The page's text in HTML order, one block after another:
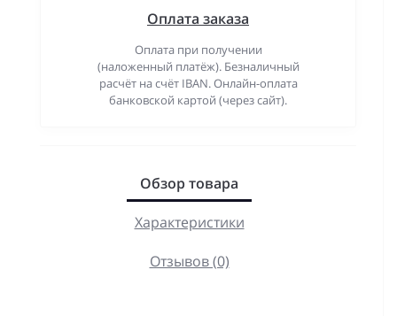
Оплата заказа
Оплата при получении
(наложенный платёж). Безналичный
расчёт на счёт IBAN. Онлайн-оплата
банковской картой (через сайт).
Обзор товара
Характеристики
Отзывов (0)